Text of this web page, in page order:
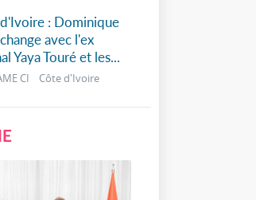
: Dominique
avec l'ex
Yaya Touré et les...
CI Côte d'Ivoire